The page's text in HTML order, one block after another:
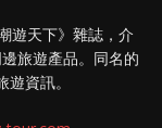
遊天下》雜誌，介
旅遊產品。同名的
資訊。